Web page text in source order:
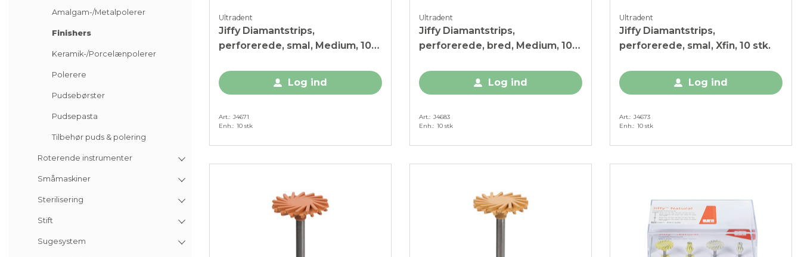
Amalgam-/Metalpolerer
Finishers
Keramik-/Porcelænpolerer
Polerere
Pudsebørster
Pudsepasta
Tilbehør puds & polering
Roterende instrumenter
Småmaskiner
Sterilisering
Stift
Sugesystem
Ultradent
Jiffy Diamantstrips,
perforerede, smal, Medium, 10
Log ind
Art. J4671
Enh. 10 stk
Ultradent
Jiffy Diamantstrips,
perforerede, bred, Medium, 10
Log ind
Art. J4683
Enh. 10 stk
Ultradent
Jiffy Diamantstrips,
perforerede, smal, Xfin, 10 stk.
Log ind
Art. J4673
Enh. 10 stk